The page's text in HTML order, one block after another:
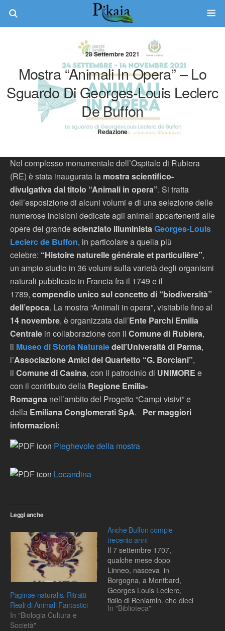
28 Settembre 2021
Mostra “Animali In Opera” – Lo
Sguardo Di Georges-Louis Leclerc
De Buffon
Redazione
Nel complesso monumentale dell’Ospitale di Rubiera
(RE) è stata inaugurata la mostra scientifico-
divulgativa dal titolo “Animali in opera”. Si tratta
dell’esposizione di alcuni volumi e di una selezione delle
numerose incisioni dedicate agli animali appartenenti alle
opere del grandescienziato illuministaGeorges-Louis
Leclerc de Buffon, in particolare a quella più
celebre: “Histoire naturelle générale et particulière”,
un ampio studio in 36 volumi sulla varietà degli organismi
naturali pubblicato in Francia fra il 1749 e il
1789, compendio unico sul concetto di “biodiversità”
dell’epoca. La mostra “Animali in opera”, visitabile fino al
14 novembre, è organizzata dall’Ente Parchi Emilia
Centrale in collaborazione con il Comune di Rubiera,
il Museo di Storia Naturaledell’Università di Parma,
l’Associazione Amici del Quartetto “G. Borciani”,
il Comune di Casina, con il patrocinio di UNIMORE e
con il contributo della Regione Emilia-
Romagna nell’ambito del Progetto “Campi visivi” e
della Emiliana Conglomerati SpA.
Per maggiori
informazioni:
Pieghevole della mostra
Locandina
Leggi anche
Paginae naturalis. Ritratti
Reali di Animali Fantastici
In "Biologia Cultura e
Società"
Anche Buffon compie
trecento anni
Il 7 settembre 1707,
qualche mese dopo
Linneo, nasceva in
Borgogna, a Montbard,
Georges Louis Leclerc,
figlio di Benjamin, che dieci
anni dopo sarebbe
In "Biblioteca"